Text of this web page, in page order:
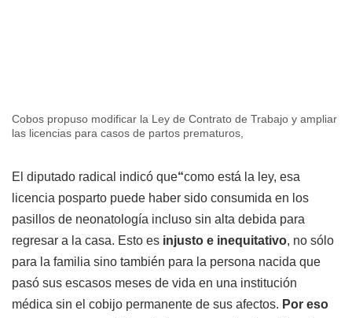
Cobos propuso modificar la Ley de Contrato de Trabajo y ampliar
las licencias para casos de partos prematuros,
El diputado radical indicó que“como está la ley, esa
licencia posparto puede haber sido consumida en los
pasillos de neonatología incluso sin alta debida para
regresar a la casa. Esto es injusto e inequitativo, no sólo
para la familia sino también para la persona nacida que
pasó sus escasos meses de vida en una institución
médica sin el cobijo permanente de sus afectos. Por eso